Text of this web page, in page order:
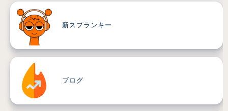
新スプランキー
ブログ